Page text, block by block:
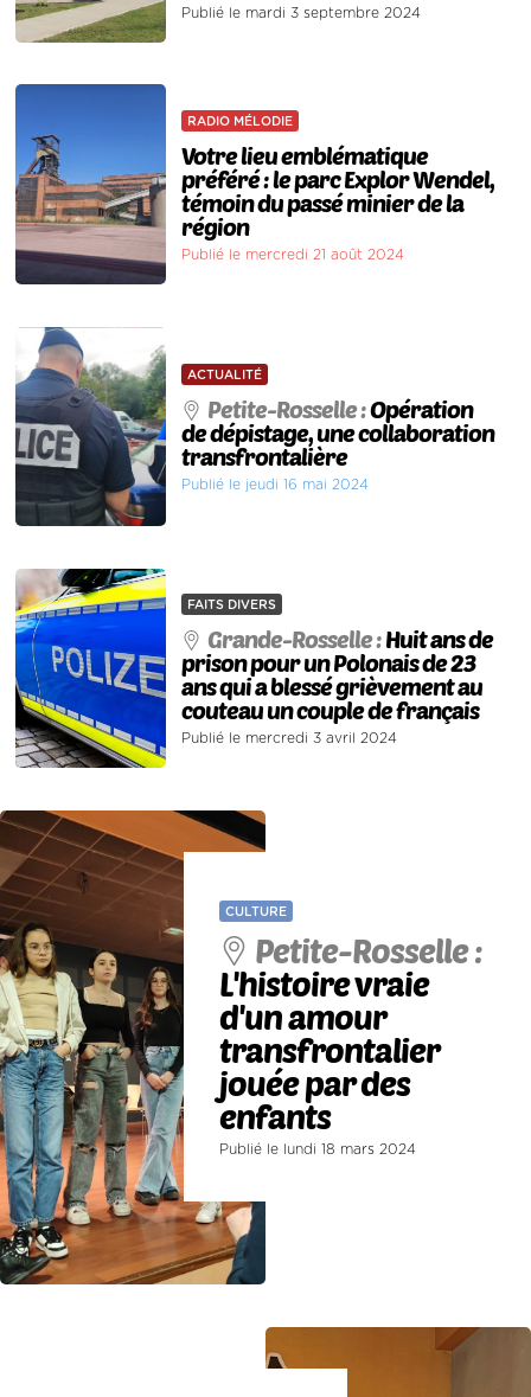
Publié le mardi 3 septembre 2024
RADIO MÉLODIE
Votre lieu emblématique
préféré : le parc Explor Wendel,
témoin du passé minier de la
région
Publié le mercredi 21 août 2024
ACTUALITÉ
Petite-Rosselle :Opération
de dépistage, une collaboration
transfrontalière
Publié le jeudi 16 mai 2024
FAITS DIVERS
Grande-Rosselle :Huit ans de
prison pour un Polonais de 23
ans qui a blessé grièvement au
couteau un couple de français
Publié le mercredi 3 avril 2024
CULTURE
Petite-Rosselle :
L'histoire vraie
d'un amour
transfrontalier
jouée par des
enfants
Publié le lundi 18 mars 2024